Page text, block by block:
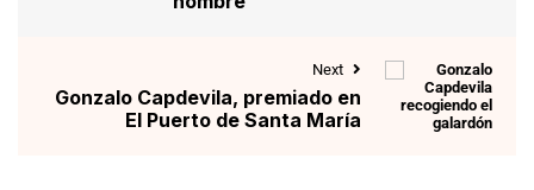
Next
Gonzalo Capdevila, premiado en
El Puerto de Santa María